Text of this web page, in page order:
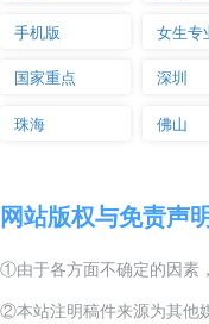
手机版 女生专
国家重点 深圳
珠海 佛山
网站版权与免责声
①由于各方面不确定的因素
②本站注明稿件来源为其他